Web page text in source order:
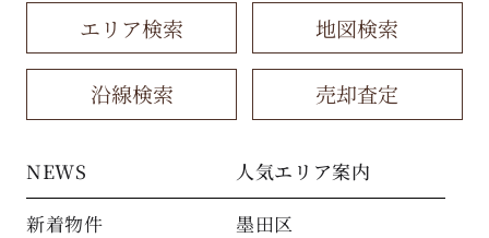
エリア検索 地図検索
沿線検索 売却査定
NEWS
新着物件
人気エリア案内
墨田区